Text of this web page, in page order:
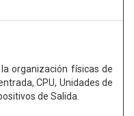
organización físicas de
CPU, Unidades de
de Salida.